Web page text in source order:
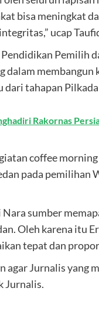
bisa meningkat
ucap
Pemilih
dalam
tahapan
Rakornas
coffee
pada
sumber
Oleh karena itu
tepat dan
agar Jurnalis yang
Jurnalis.